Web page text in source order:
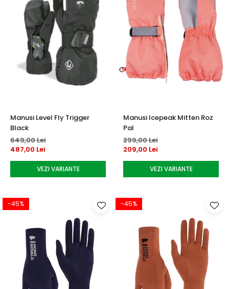
Manusi Level Fly Trigger
Black
649,00 Lei
487,00 Lei
VEZI VARIANTE
Manusi Icepeak Mitten Roz
Pal
299,00 Lei
209,00 Lei
VEZI VARIANTE
-45% -45%